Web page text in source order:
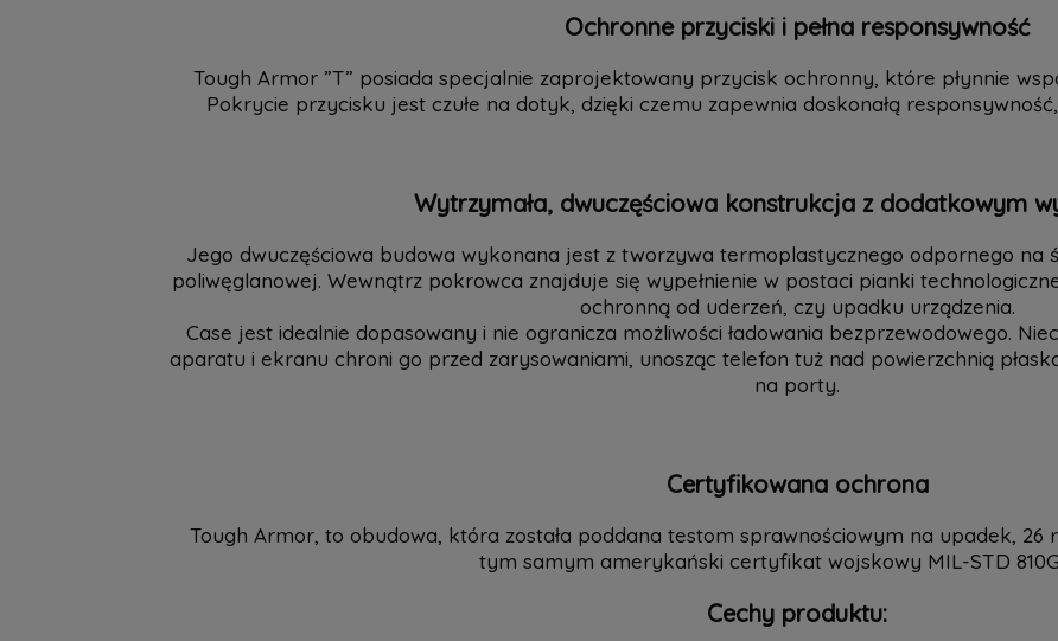
Ochronne przyciski i pełna responsywność
Tough Armor ”T” posiada specjalnie zaprojektowany przycisk ochronny, które płynnie
Pokrycie przycisku jest czułe na dotyk, dzięki czemu zapewnia doskonałą
Wytrzymała, dwuczęściowa konstrukcja z dodatkowym
Jego dwuczęściowa budowa wykonana jest z tworzywa termoplastycznego odpornego na
poliwęglanowej. Wewnątrz pokrowca znajduje się wypełnienie w postaci pianki
ochronną od uderzeń, czy upadku urządzenia.
Case jest idealnie dopasowany i nie ogranicza możliwości ładowania bezprzewodowego.
aparatu i ekranu chroni go przed zarysowaniami, unosząc telefon tuż nad powierzchnią
na porty.
Certyfikowana ochrona
Tough Armor, to obudowa, która została poddana testom sprawnościowym na upadek, 26
tym samym amerykański certyfikat wojskowy MIL-STD
Cechy produktu: